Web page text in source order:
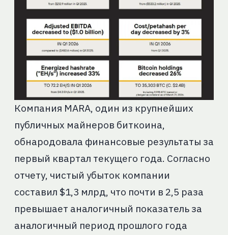
Компания MARA, один из крупнейших
публичных майнеров биткоина,
обнародовала финансовые результаты за
первый квартал текущего года. Согласно
отчету, чистый убыток компании
составил $1,3 млрд, что почти в 2,5 раза
превышает аналогичный показатель за
аналогичный период прошлого года